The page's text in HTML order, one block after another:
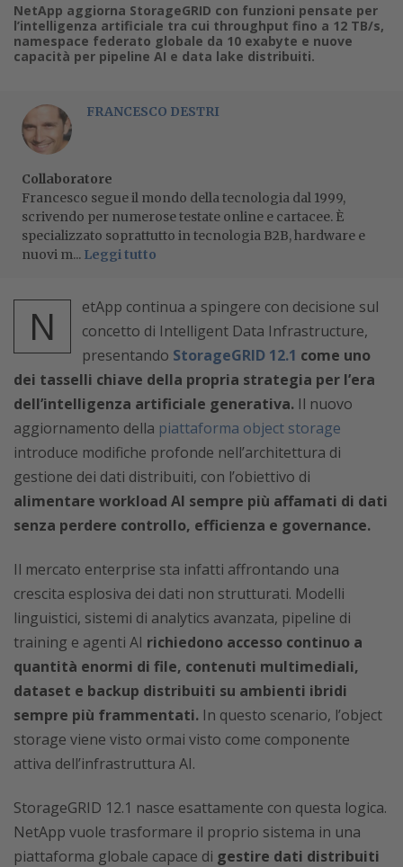
NetApp aggiorna StorageGRID con funzioni pensate per
l’intelligenza artificiale tra cui throughput fino a 12 TB/s,
namespace federato globale da 10 exabyte e nuove
capacità per pipeline AI e data lake distribuiti.
FRANCESCO DESTRI
Collaboratore
Francesco segue il mondo della tecnologia dal 1999,
scrivendo per numerose testate online e cartacee. È
specializzato soprattutto in tecnologia B2B, hardware e
nuovi m... Leggi tutto
N
etApp continua a spingere con decisione sul
concetto di Intelligent Data Infrastructure,
presentando StorageGRID 12.1 come uno
dei tasselli chiave della propria strategia per l’era
dell’intelligenza artificiale generativa. Il nuovo
aggiornamento della piattaforma object storage
introduce modifiche profonde nell’architettura di
gestione dei dati distribuiti, con l’obiettivo di
alimentare workload AI sempre più affamati di dati
senza perdere controllo, efficienza e governance.
Il mercato enterprise sta infatti affrontando una
crescita esplosiva dei dati non strutturati. Modelli
linguistici, sistemi di analytics avanzata, pipeline di
training e agenti AI richiedono accesso continuo a
quantità enormi di file, contenuti multimediali,
dataset e backup distribuiti su ambienti ibridi
sempre più frammentati. In questo scenario, l’object
storage viene visto ormai visto come componente
attiva dell’infrastruttura AI.
StorageGRID 12.1 nasce esattamente con questa logica.
NetApp vuole trasformare il proprio sistema in una
piattaforma globale capace di gestire dati distribuiti